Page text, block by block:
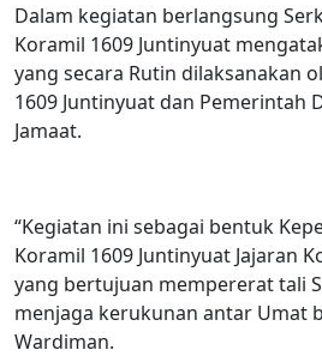
Dalam kegiatan berlangsung
Koramil 1609 Juntinyuat
yang secara Rutin dilaksanakan
1609 Juntinyuat dan Pemerintah
Jamaat.
“Kegiatan ini sebagai bentuk
Koramil 1609 Juntinyuat Jajaran
yang bertujuan mempererat tali
menjaga kerukunan antar Umat
Wardiman.